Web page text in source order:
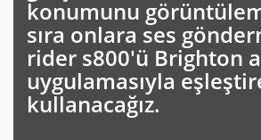
konumunu
sıra onlara ses
rider s800'ü Brighton
uygulamasıyla
kullanacağız.
FX+ 🔋
GOBIK
GOBIK